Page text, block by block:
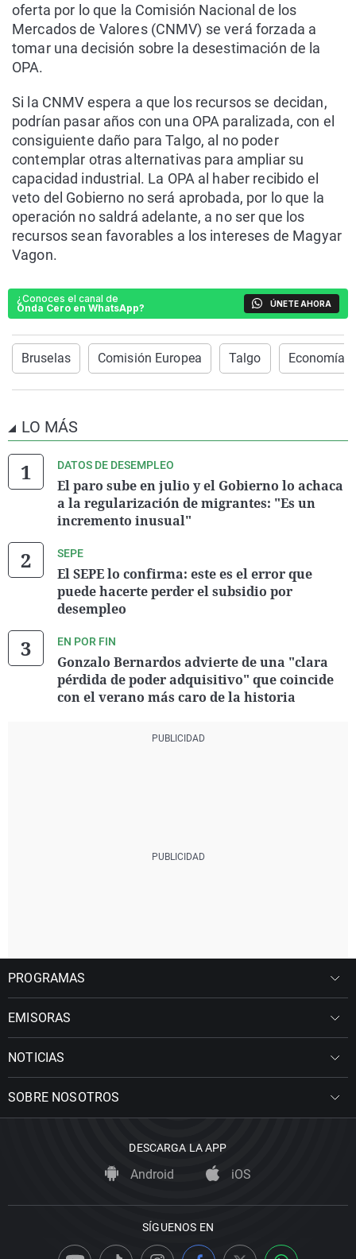
oferta por lo que la Comisión Nacional de los
Mercados de Valores (CNMV) se verá forzada a
tomar una decisión sobre la desestimación de la
OPA.
Si la CNMV espera a que los recursos se decidan,
podrían pasar años con una OPA paralizada, con el
consiguiente daño para Talgo, al no poder
contemplar otras alternativas para ampliar su
capacidad industrial. La OPA al haber recibido el
veto del Gobierno no será aprobada, por lo que la
operación no saldrá adelante, a no ser que los
recursos sean favorables a los intereses de Magyar
Vagon.
¿Conoces el canal de
Onda Cero en WhatsApp?
ÚNETE AHORA
Bruselas Comisión Europea Talgo Economía
LO MÁS
DATOS DE DESEMPLEO
El paro sube en julio y el Gobierno lo achaca
a la regularización de migrantes: "Es un
incremento inusual"
SEPE
El SEPE lo confirma: este es el error que
puede hacerte perder el subsidio por
desempleo
EN POR FIN
Gonzalo Bernardos advierte de una "clara
pérdida de poder adquisitivo" que coincide
con el verano más caro de la historia
PROGRAMAS
EMISORAS
NOTICIAS
SOBRE NOSOTROS
DESCARGA LA APP
Android iOS
SÍGUENOS EN